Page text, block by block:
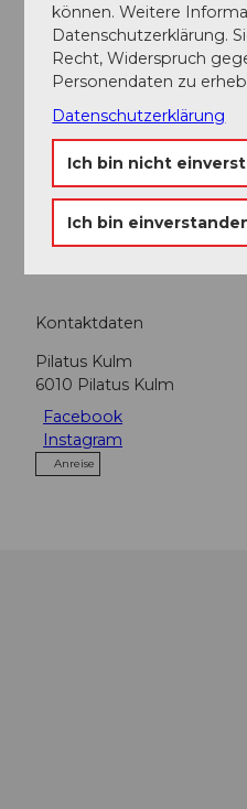
Leistungen
Inbegriffen:
Berg- und Talfahrt
17.30 Uhr
4-Gang Abendmenü
Schauspieler
kriminalistischen
Übernachtung in den
Kontaktdaten
Pilatus Kulm
6010 Pilatus Kulm
Facebook
Instagram
Anreise
können. Weitere
Datenschutzerklärung.
Recht, Widerspruch
Personendaten zu
Datenschutzerklärung
Ich bin nicht
Ich bin